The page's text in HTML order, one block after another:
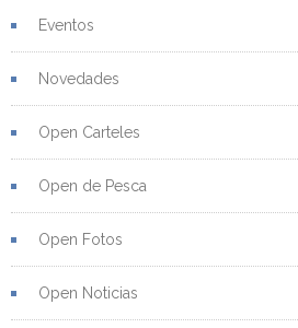
Eventos
Novedades
Open Carteles
Open de Pesca
Open Fotos
Open Noticias